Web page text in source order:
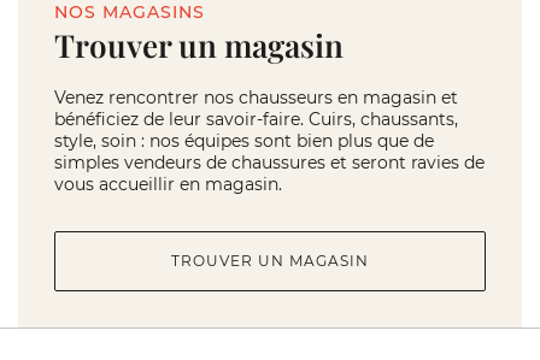
NOS MAGASINS
Trouver un magasin
Venez rencontrer nos chausseurs en magasin et
bénéficiez de leur savoir-faire. Cuirs, chaussants,
style, soin : nos équipes sont bien plus que de
simples vendeurs de chaussures et seront ravies de
vous accueillir en magasin.
TROUVER UN MAGASIN